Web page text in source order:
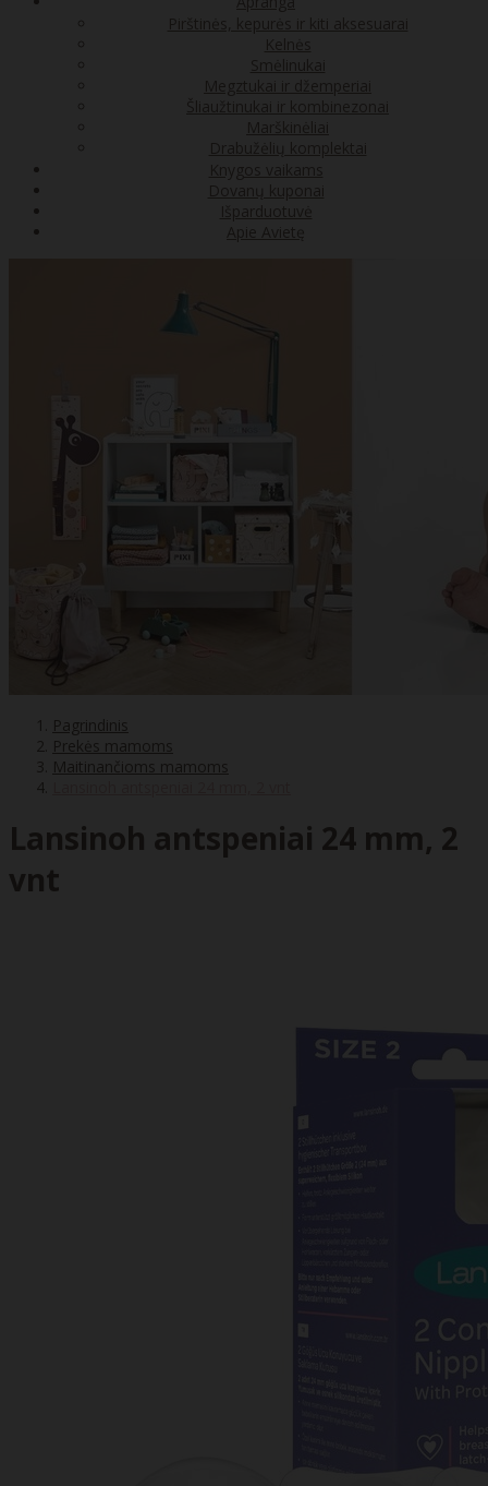
Pirštinės, kepurės ir kiti aksesuarai
Kelnės
Smėlinukai
Megztukai ir džemperiai
Šliaužtinukai ir kombinezonai
Marškinėliai
Drabužėlių komplektai
Knygos vaikams
Dovanų kuponai
Išparduotuvė
Apie Avietę
Pagrindinis
Prekės mamoms
Maitinančioms mamoms
Lansinoh antspeniai 24 mm, 2
vnt